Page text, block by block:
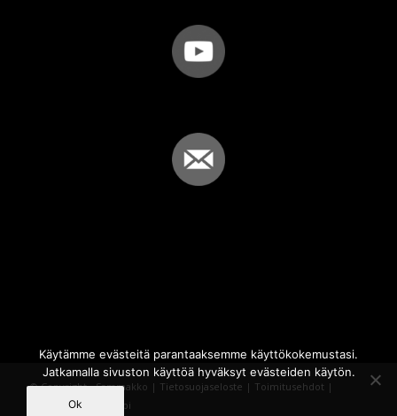
© Copyright - Sammakko | Tietosuojaseloste | Toimitusehdot |
Powered by
iQWebbi
Käytämme evästeitä parantaaksemme käyttökokemustasi.
Jatkamalla sivuston käyttöä hyväksyt evästeiden käytön.
Ok